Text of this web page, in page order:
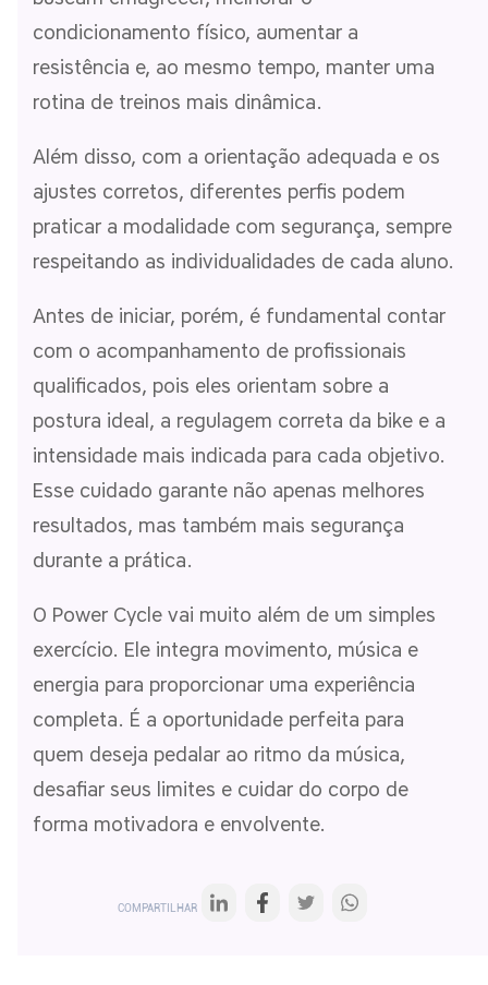
condicionamento físico, aumentar a
resistência e, ao mesmo tempo, manter uma
rotina de treinos mais dinâmica.
Além disso, com a orientação adequada e os
ajustes corretos, diferentes perfis podem
praticar a modalidade com segurança, sempre
respeitando as individualidades de cada aluno.
Antes de iniciar, porém, é fundamental contar
com o acompanhamento de profissionais
qualificados, pois eles orientam sobre a
postura ideal, a regulagem correta da bike e a
intensidade mais indicada para cada objetivo.
Esse cuidado garante não apenas melhores
resultados, mas também mais segurança
durante a prática.
O Power Cycle vai muito além de um simples
exercício. Ele integra movimento, música e
energia para proporcionar uma experiência
completa. É a oportunidade perfeita para
quem deseja pedalar ao ritmo da música,
desafiar seus limites e cuidar do corpo de
forma motivadora e envolvente.
COMPARTILHAR